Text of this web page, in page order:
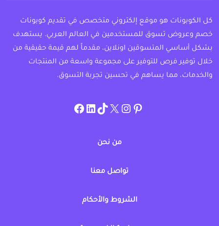
كل الكوبونات هو موقع إلكتروني متخصص في تقديم كوبونات
خصم وعروض تسوق للمستخدمين في العالم العربي. يستهدف
بشكل أساسي المتسوقين اونلاين، مقدماً لهم قيمة حقيقية من
خلال توفير فرص للتوفير على مجموعة واسعة من المنتجات
والخدمات، مما يساهم في تحسين تجربة التسوق.
pinterest
allcouponat
twitter
TikTok
linkedin
facebook
من نحن
تواصل معنا
الشروط والأحكام